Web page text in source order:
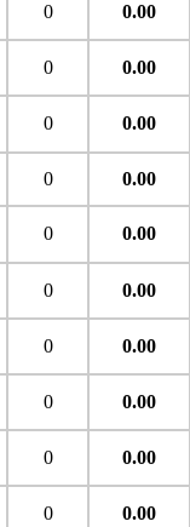
0 0.00
0 0.00
0 0.00
0 0.00
0 0.00
0 0.00
0 0.00
0 0.00
0 0.00
0 0.00